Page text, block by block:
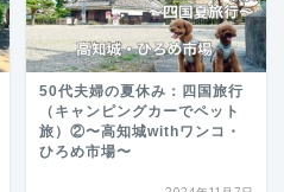
50代夫婦の夏休み：四国旅行
（キャンピングカーでペット
旅）②〜高知城withワンコ・
ひろめ市場〜